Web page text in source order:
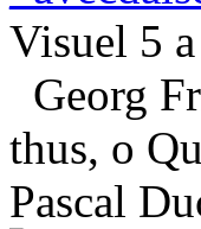
Visuel 5 a
Georg
thus, o
Pascal